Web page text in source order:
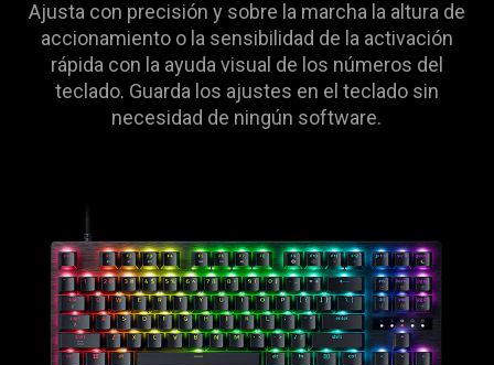
differences
actuation.
Ajusta con precisión y sobre la marcha la altura de
accionamiento o la sensibilidad de la activación
rápida con la ayuda visual de los números del
teclado. Guarda los ajustes en el teclado sin
necesidad de ningún software.